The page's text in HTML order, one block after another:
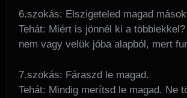
6.szokás: Elszigeteled magad
Tehát: Miért is jönnél ki a
nem vagy velük jóba alapból, mert
7.szokás: Fáraszd le magad.
Tehát: Mindig merítsd le magad. Ne